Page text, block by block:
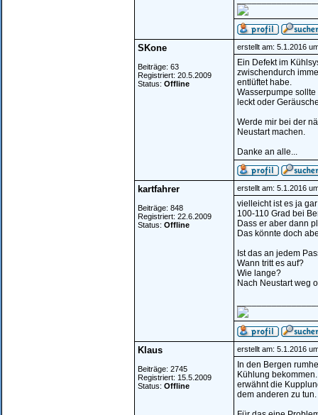
SKone
Beiträge: 63
Registriert: 20.5.2009
Status: Offline
erstellt am: 5.1.2016
Ein Defekt im
zwischendurch
entlüftet habe.
Wasserpumpe
leckt oder
Werde mir bei der
Neustart machen.
Danke an alle...
kartfahrer
Beiträge: 848
Registriert: 22.6.2009
Status: Offline
erstellt am: 5.1.2016
vielleicht ist es ja
100-110 Grad bei
Dass er aber dann
Das könnte doch
Ist das an jedem
Wann tritt es auf?
Wie lange?
Nach Neustart weg
Klaus
Beiträge: 2745
Registriert: 15.5.2009
Status: Offline
erstellt am: 5.1.2016
In den Bergen
Kühlung
erwähnt die
dem anderen zu tun.